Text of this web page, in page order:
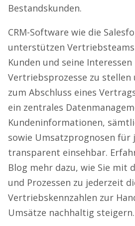
Bestandskunden.
CRM-Software wie die
unterstützen
Kunden und seine
Vertriebsprozesse zu stellen
zum Abschluss eines
ein zentrales
Kundeninformationen,
sowie Umsatzprognosen
transparent einsehbar.
Blog mehr dazu, wie Sie mit
und Prozessen zu jederzeit
Vertriebskennzahlen zur
Umsätze nachhaltig steigern.